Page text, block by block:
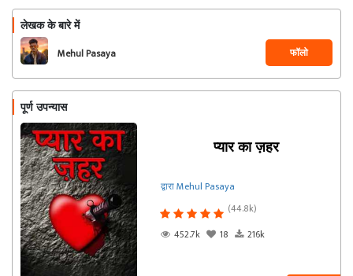
लेखक के बारे में
Mehul Pasaya फॉलो
पूर्ण उपन्यास
प्यार का ज़हर
द्वारा Mehul Pasaya
(44.8k)
452.7k
18 216k